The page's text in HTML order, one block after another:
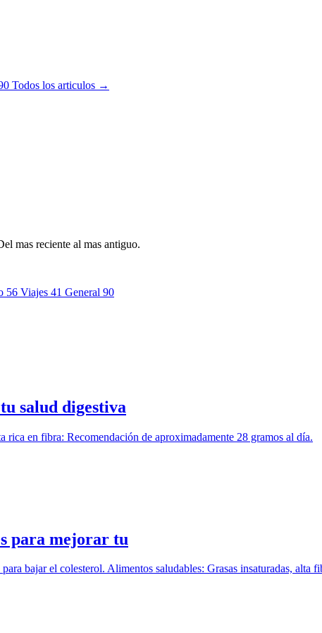
Todos los articulos →
mas reciente al mas antiguo.
56 Viajes 41 General 90
salud digestiva
en fibra: Recomendación de aproximadamente 28 gramos al día.
para mejorar tu
bajar el colesterol. Alimentos saludables: Grasas insaturadas, alta